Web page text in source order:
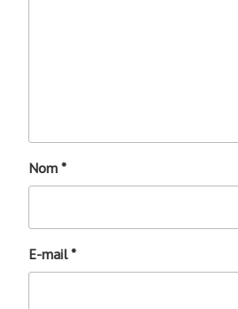
Nom *
E-mail*